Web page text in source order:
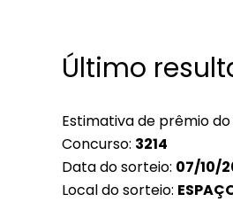
Último
Estimativa de prêmio
Concurso: 3214
Data do sorteio: 07/10/
Local do sorteio: